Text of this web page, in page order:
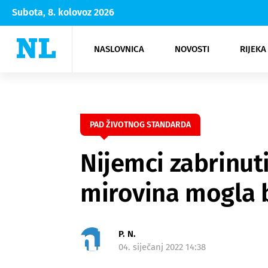
Subota, 8. kolovoz 2026
NASLOVNICA NOVOSTI
Rijeka Opatija
NK
Moda
Kultura
PAD ŽIVOTNOG STANDARDA
Nijemci
mirovina mogla
P. N.
04. siječanj 2022 14:38